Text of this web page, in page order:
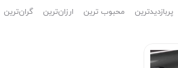
پربازدیدترین محبوب ترین ارزان‌ترین گران‌ترین